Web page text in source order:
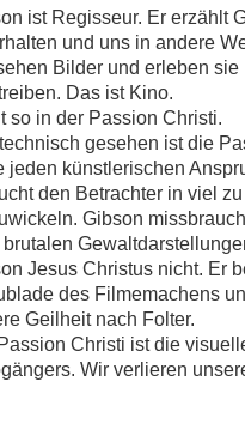
ist Regisseur. Er erzählt
und uns in andere
Bilder und erleben
Das ist Kino.
so in der Passion Christi.
gesehen ist die
jeden künstlerischen
den Betrachter in viel
Gibson
brutalen
Jesus Christus nicht. Er
des Filmemachens
Geilheit nach Folter.
Christi ist die
Wir verlieren